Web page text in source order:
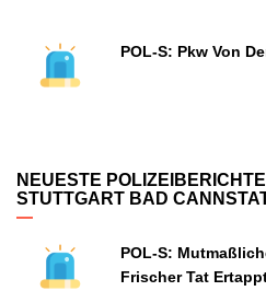
POL-S: Pkw Von
NEUESTE POLIZEIBERICHTE
STUTTGART BAD
POL-S:
Frischer Tat